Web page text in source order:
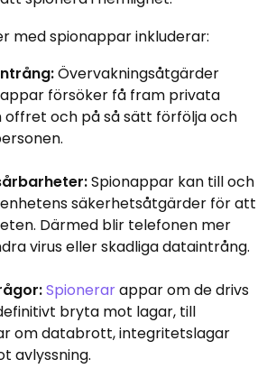
med spionappar inkluderar:
Övervakningsåtgärder
försöker få fram privata
och på så sätt förfölja och
Spionappar kan till och
säkerhetsåtgärder för att
Därmed blir telefonen mer
virus eller skadliga dataintrång.
Spionerarappar om de drivs
bryta mot lagar, till
om databrott, integritetslagar
avlyssning.